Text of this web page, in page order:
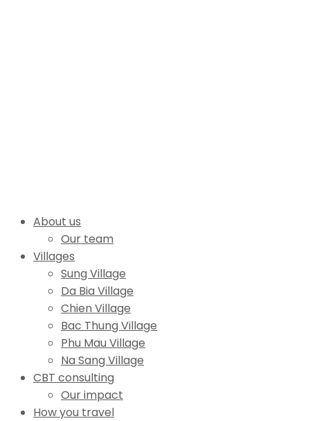
About us
Our team
Villages
Sung Village
Da Bia Village
Chien Village
Bac Thung Village
Phu Mau Village
Na Sang Village
CBT consulting
Our impact
How you travel